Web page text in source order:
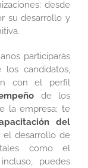
desde
su desarrollo y
participarás
los candidatos,
con el perfil
de los
la empresa; te
del
el desarrollo de
como el
puedes